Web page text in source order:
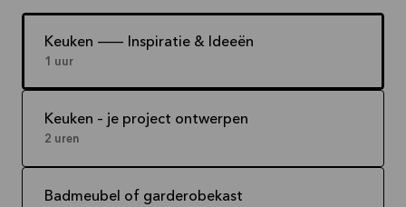
Keuken -- Inspiratie & Ideeën
1 uur
Keuken – je project ontwerpen
2 uren
Badmeubel of garderobekast